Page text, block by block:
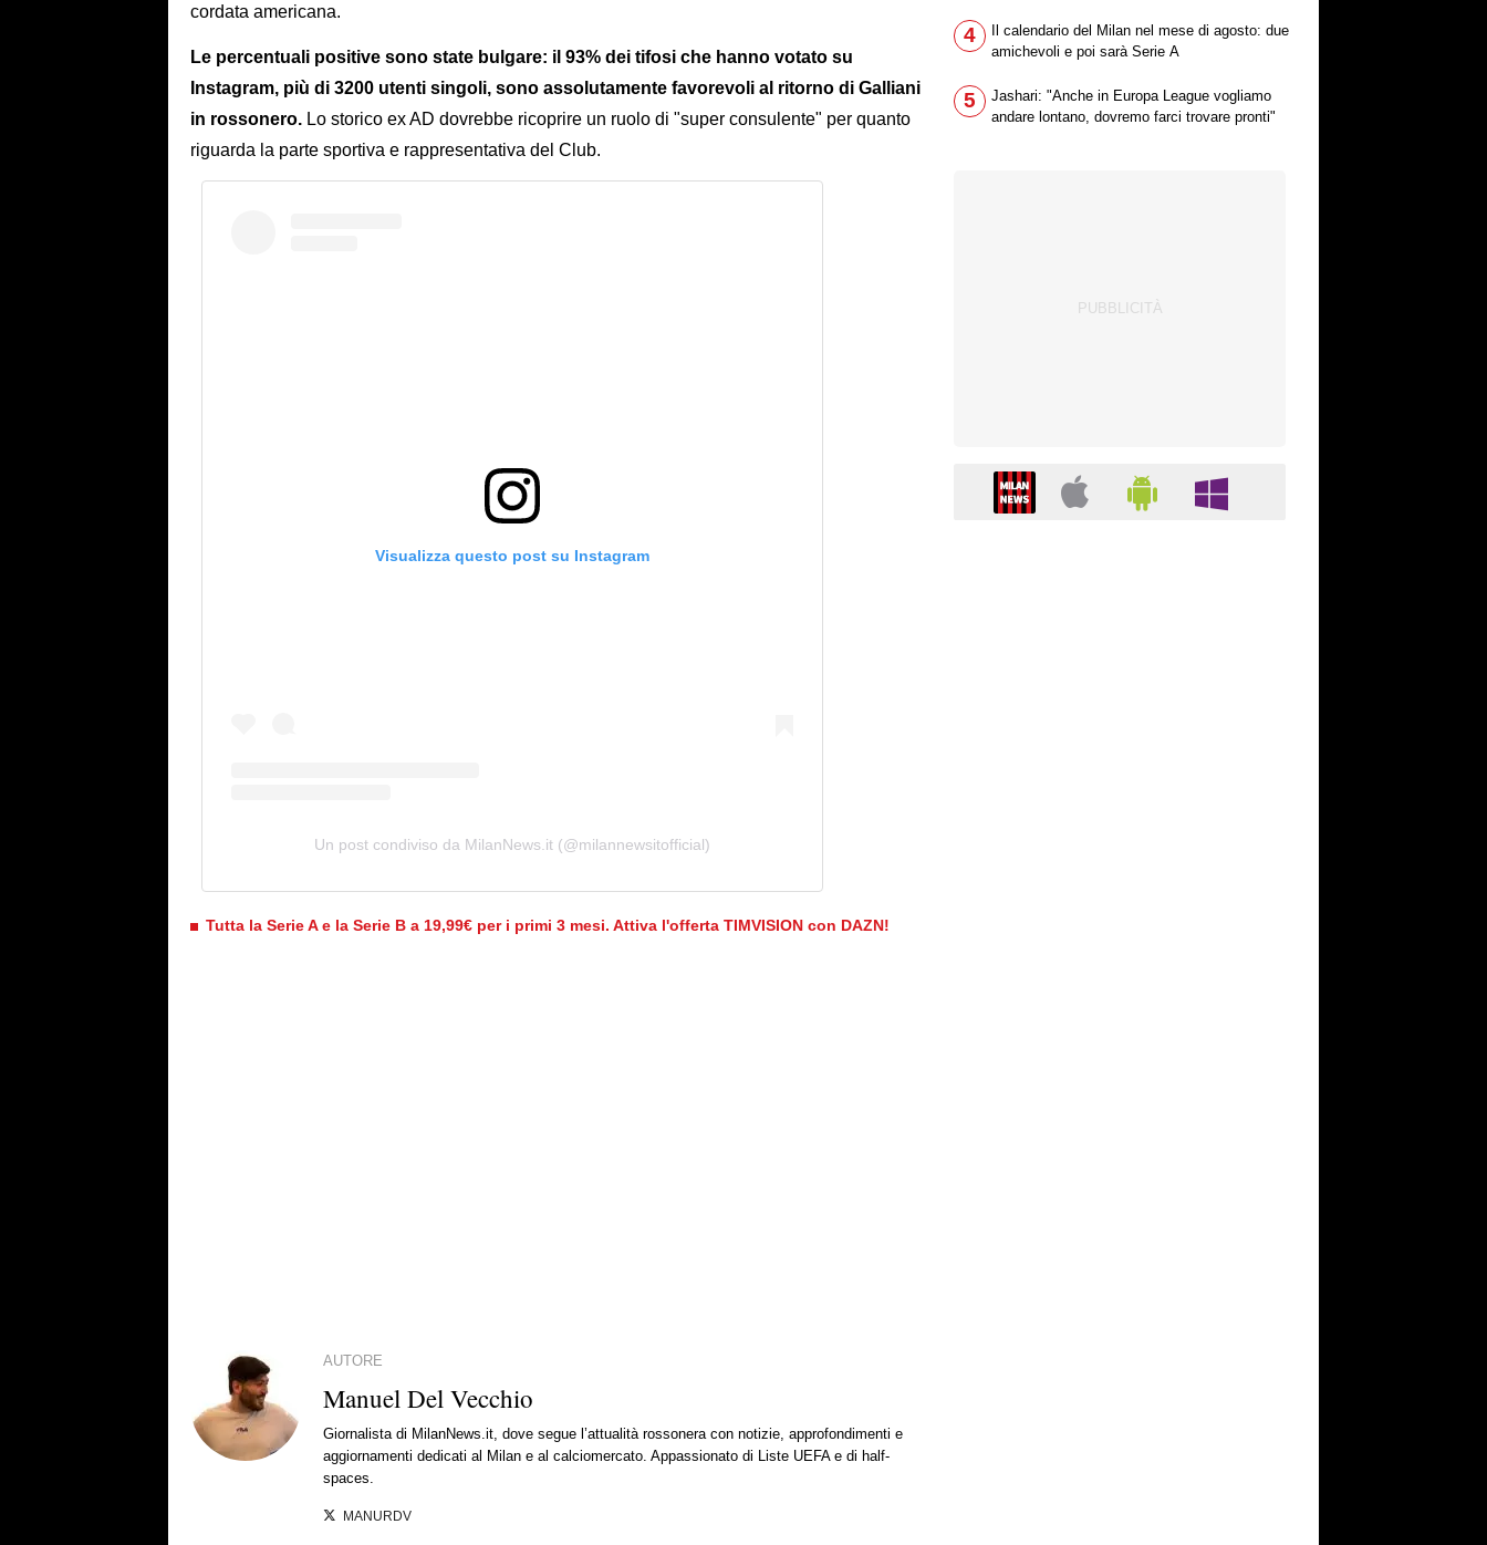
cordata americana.
Le percentuali positive sono state bulgare: il 93% dei tifosi che hanno votato su
Instagram, più di 3200 utenti singoli, sono assolutamente favorevoli al ritorno di Galliani
in rossonero. Lo storico ex AD dovrebbe ricoprire un ruolo di "super consulente" per quanto
riguarda la parte sportiva e rappresentativa del Club.
Visualizza questo post su Instagram
Un post condiviso da MilanNews.it (@milannewsitofficial)
Tutta la Serie A e la Serie B a 19,99€ per i primi 3 mesi. Attiva l'offerta TIMVISION con DAZN!
AUTORE
Manuel Del Vecchio
Giornalista di MilanNews.it, dove segue l’attualità rossonera con notizie, approfondimenti e
aggiornamenti dedicati al Milan e al calciomercato. Appassionato di Liste UEFA e di half-
spaces.
MANURDV
4
Il calendario del Milan nel mese di agosto: due
amichevoli e poi sarà Serie A
5
Jashari: "Anche in Europa League vogliamo
andare lontano, dovremo farci trovare pronti"